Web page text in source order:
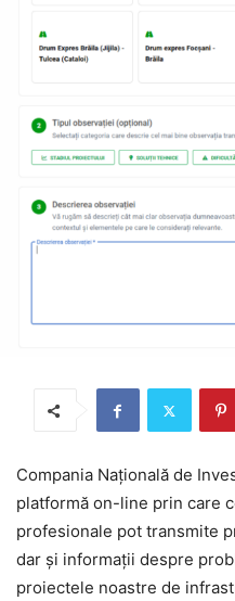
Compania Națională de
platformă on-line prin care
profesionale pot transmite
dar și informații despre
proiectele noastre de